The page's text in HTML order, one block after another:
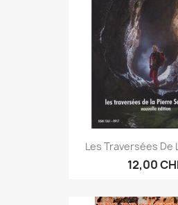
Les Traversées De
12,00